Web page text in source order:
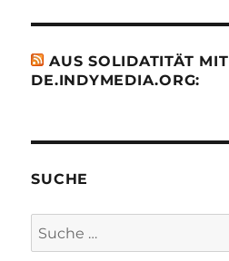
AUS SOLIDATITÄT MIT
DE.INDYMEDIA.ORG:
SUCHE
Suche
nach: